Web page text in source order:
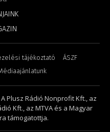
tájékoztató
ÁSZF
Plusz Rádió Nonprofit Kft., az
Kft., az MTVA és a Magyar
támogatottja.